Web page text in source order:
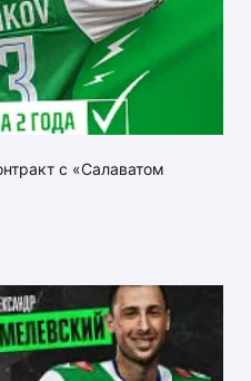
с «Салаватом